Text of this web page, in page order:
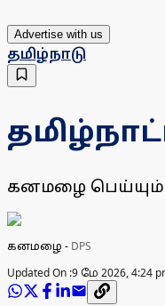
Advertise with us
தமிழ்நாடு
கனமழை
கனமழை - DPS
Updated On :9 மே 2026, 4:24